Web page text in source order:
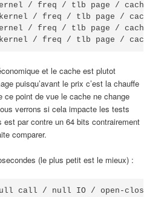
/ freq / tlb page / cache
/ freq / tlb page / cache
/ freq / tlb page / cache
/ freq / tlb page / cache
et le cache est plutot
puisqu’avant le prix c’est la chauffe
ce point de vue le cache ne change
verrons si cela impacte les tests
par contre un 64 bits contrairement
comparer.
(le plus petit est le mieux) :
call / null IO / open-close